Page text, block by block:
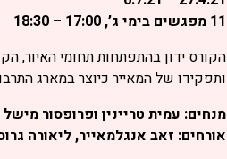
11 מפגשים בימי ג’, 17:00 – 18:30
הקורס ידון בהתפתחות תחומי האיור,
ותפקידו של המאייר כיוצר במארג
מנחים: עמית טריינין ופרופסור
אורחים: זאב אנגלמאייר, ליאורה